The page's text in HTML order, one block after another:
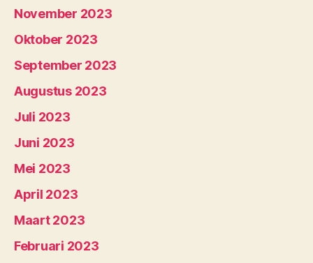
November 2023
Oktober 2023
September 2023
Augustus 2023
Juli 2023
Juni 2023
Mei 2023
April 2023
Maart 2023
Februari 2023